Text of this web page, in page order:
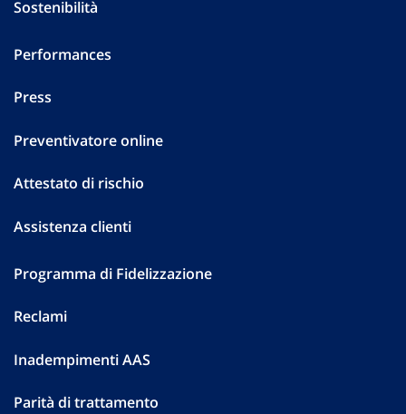
Sostenibilità
Performances
Press
Preventivatore online
Attestato di rischio
Assistenza clienti
Programma di Fidelizzazione
Reclami
Inadempimenti AAS
Parità di trattamento